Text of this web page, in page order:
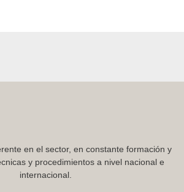
en el sector, en constante formación y
y procedimientos a nivel nacional e
internacional.